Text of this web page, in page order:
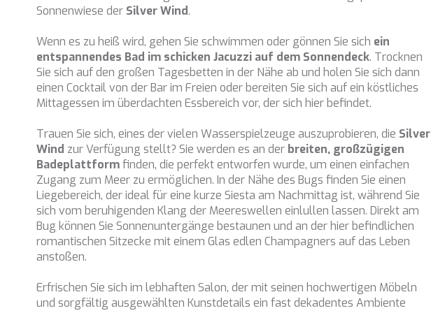
Sonnenwiese der Silver Wind.
Wenn es zu heiß wird, gehen Sie schwimmen oder gönnen Sie sich ein
entspannendes Bad im schicken Jacuzzi auf dem Sonnendeck. Trocknen
Sie sich auf den großen Tagesbetten in der Nähe ab und holen Sie sich dann
einen Cocktail von der Bar im Freien oder bereiten Sie sich auf ein köstliches
Mittagessen im überdachten Essbereich vor, der sich hier befindet.
Trauen Sie sich, eines der vielen Wasserspielzeuge auszuprobieren, die Silver
Wind zur Verfügung stellt? Sie werden es an der breiten, großzügigen
Badeplattformfinden, die perfekt entworfen wurde, um einen einfachen
Zugang zum Meer zu ermöglichen. In der Nähe des Bugs finden Sie einen
Liegebereich, der ideal für eine kurze Siesta am Nachmittag ist, während Sie
sich vom beruhigenden Klang der Meereswellen einlullen lassen. Direkt am
Bug können Sie Sonnenuntergänge bestaunen und an der hier befindlichen
romantischen Sitzecke mit einem Glas edlen Champagners auf das Leben
anstoßen.
Erfrischen Sie sich im lebhaften Salon, der mit seinen hochwertigen Möbeln
und sorgfältig ausgewählten Kunstdetails ein fast dekadentes Ambiente